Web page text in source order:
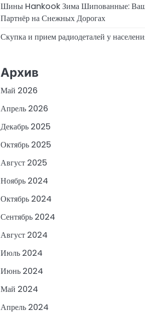
Шины Hankook Зима Шипованные:
Партнёр на Снежных Дорогах
Скупка и прием радиодеталей у
Архив
Май 2026
Апрель 2026
Декабрь 2025
Октябрь 2025
Август 2025
Ноябрь 2024
Октябрь 2024
Сентябрь 2024
Август 2024
Июль 2024
Июнь 2024
Май 2024
Апрель 2024